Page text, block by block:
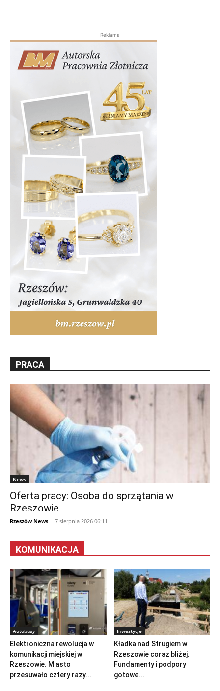
Reklama
PRACA
News
Oferta pracy: Osoba do sprzątania w
Rzeszowie
Rzeszów News - 7 sierpnia 2026 06:11
KOMUNIKACJA
Autobusy
Elektroniczna rewolucja w
komunikacji miejskiej w
Rzeszowie. Miasto
przesuwało cztery razy...
Inwestycje
Kładka nad Strugiem w
Rzeszowie coraz bliżej.
Fundamenty i podpory
gotowe...